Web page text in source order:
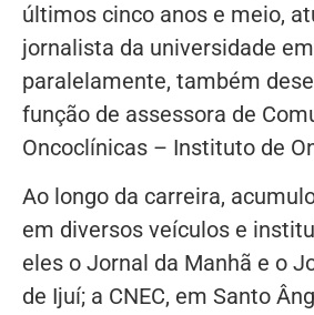
últimos cinco anos e meio,
jornalista da universidade
paralelamente, também
função de assessora de
Oncoclínicas – Instituto de
Ao longo da carreira,
em diversos veículos e
eles o Jornal da Manhã e o
de Ijuí; a CNEC, em Santo